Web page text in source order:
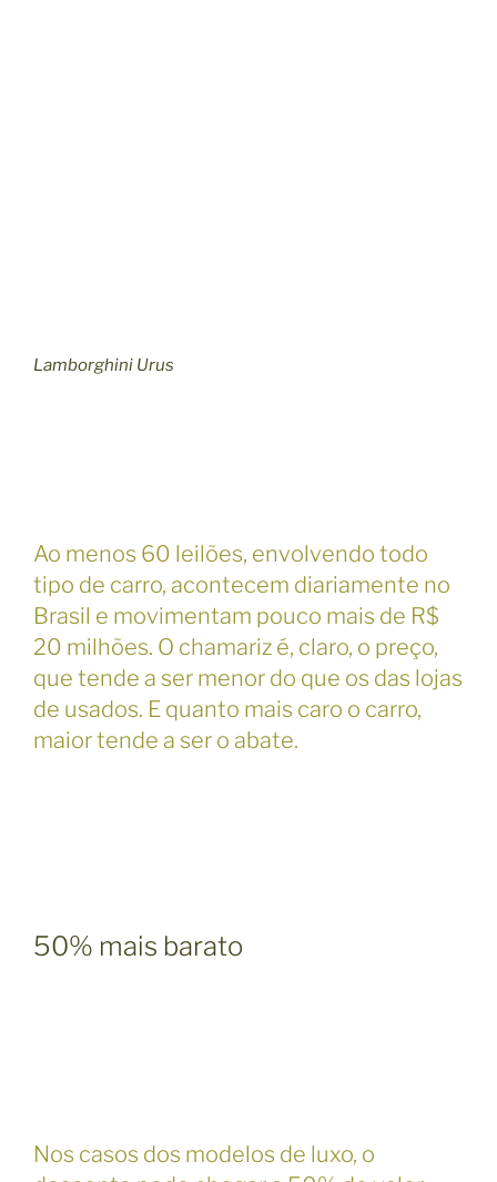
Lamborghini Urus
Ao menos 60 leilões, envolvendo todo
tipo de carro, acontecem diariamente no
Brasil e movimentam pouco mais de R$
20 milhões. O chamariz é, claro, o preço,
que tende a ser menor do que os das lojas
de usados. E quanto mais caro o carro,
maior tende a ser o abate.
50% mais barato
Nos casos dos modelos de luxo, o